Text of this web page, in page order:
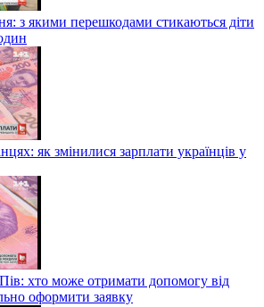
з якими перешкодами стикаються діти
як змінилися зарплати українців у
хто може отримати допомогу від
оформити заявку